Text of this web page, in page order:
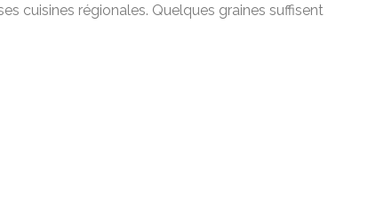
cuisines régionales. Quelques graines suffisent